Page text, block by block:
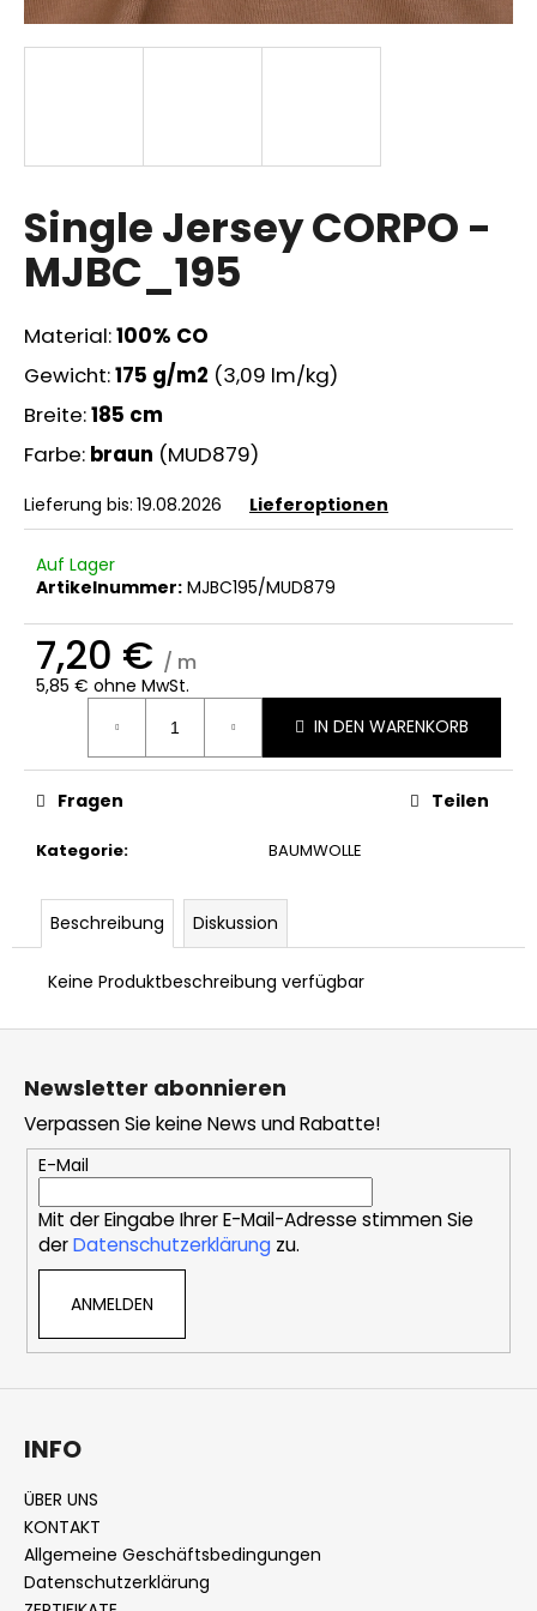
Single Jersey CORPO -
MJBC_195
Material:100% CO
Gewicht:175 g/m2 (3,09 lm/kg)
Breite:185 cm
Farbe: braun (MUD879)
Lieferung bis: 19.08.2026 Lieferoptionen
Auf Lager
Artikelnummer: MJBC195/MUD879
7,20 € / m
5,85 € ohne MwSt.
Verkaufspreis:
IN DEN WARENKORB
Kategorie: BAUMWOLLE
Fragen Teilen
Beschreibung Diskussion
Keine Produktbeschreibung verfügbar
i
r
e
p
f
e
h
l
e
F
Newsletter abonnieren
Verpassen Sie keine News und Rabatte!
E-Mail
Mit der Eingabe Ihrer E-Mail-Adresse stimmen Sie
derDatenschutzerklärungzu.
ANMELDEN
INFO
ÜBER UNS
KONTAKT
Allgemeine Geschäftsbedingungen
Datenschutzerklärung